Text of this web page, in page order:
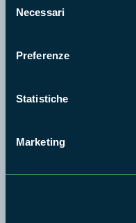
delNecessari
Preferenze
Statistiche
Marketing